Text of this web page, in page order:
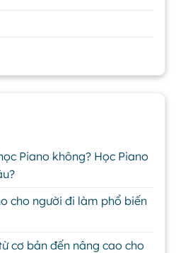
Piano không? Học Piano
cho người đi làm phổ biến
cơ bản đến nâng cao cho